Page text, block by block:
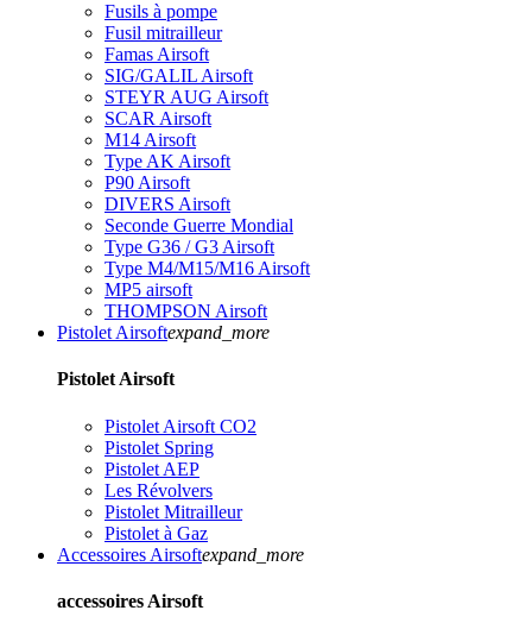
Fusils à pompe
Fusil mitrailleur
Famas Airsoft
SIG/GALIL Airsoft
STEYR AUG Airsoft
SCAR Airsoft
M14 Airsoft
Type AK Airsoft
P90 Airsoft
DIVERS Airsoft
Seconde Guerre Mondial
Type G36 / G3 Airsoft
Type M4/M15/M16 Airsoft
MP5 airsoft
THOMPSON Airsoft
Pistolet Airsoftexpand_more
Pistolet Airsoft
Pistolet Airsoft CO2
Pistolet Spring
Pistolet AEP
Les Révolvers
Pistolet Mitrailleur
Pistolet à Gaz
Accessoires Airsoftexpand_more
accessoires Airsoft